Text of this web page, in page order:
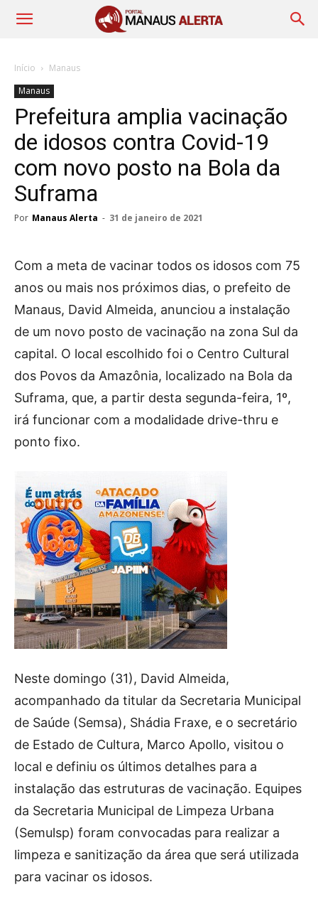
Início
Manaus
Manaus
Prefeitura amplia vacinação
de idosos contra Covid-19
com novo posto na Bola da
Suframa
Por Manaus Alerta - 31 de janeiro de 2021
Com a meta de vacinar todos os idosos com 75
anos ou mais nos próximos dias, o prefeito de
Manaus, David Almeida, anunciou a instalação
de um novo posto de vacinação na zona Sul da
capital. O local escolhido foi o Centro Cultural
dos Povos da Amazônia, localizado na Bola da
Suframa, que, a partir desta segunda-feira, 1º,
irá funcionar com a modalidade drive-thru e
ponto fixo.
Neste domingo (31), David Almeida,
acompanhado da titular da Secretaria Municipal
de Saúde (Semsa), Shádia Fraxe, e o secretário
de Estado de Cultura, Marco Apollo, visitou o
local e definiu os últimos detalhes para a
instalação das estruturas de vacinação. Equipes
da Secretaria Municipal de Limpeza Urbana
(Semulsp) foram convocadas para realizar a
limpeza e sanitização da área que será utilizada
para vacinar os idosos.